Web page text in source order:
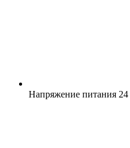
Напряжение питания